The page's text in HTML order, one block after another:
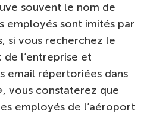
souvent le nom de
employés sont imités par
si vous recherchez le
l’entreprise et
email répertoriées dans
vous constaterez que
employés de l’aéroport